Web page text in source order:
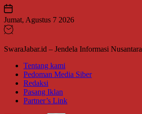
Skip
to
content
Jumat, Agustus 7 2026
SwaraJabar.id – Jendela Informasi Nusantara
Tentang kami
Pedoman Media Siber
Redaksi
Pasang Iklan
Partner’s Link